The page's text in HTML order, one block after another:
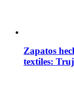
Zapatos
textiles: